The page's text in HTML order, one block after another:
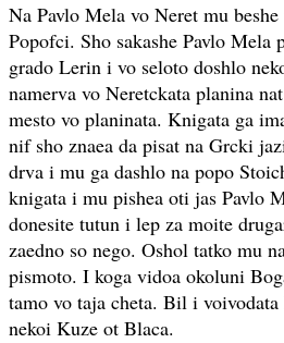
Na Pavlo Mela vo Neret mu
Popofci. Sho sakashe Pavlo Mela
grado Lerin i vo seloto doshlo
namerva vo Neretckata planina
mesto vo planinata. Knigata ga
nif sho znaea da pisat na Grcki
drva i mu ga dashlo na popo
knigata i mu pishea oti jas Pavlo
donesite tutun i lep za moite
zaedno so nego. Oshol tatko mu
pismoto. I koga vidoa okoluni
tamo vo taja cheta. Bil i
nekoi Kuze ot Blaca.